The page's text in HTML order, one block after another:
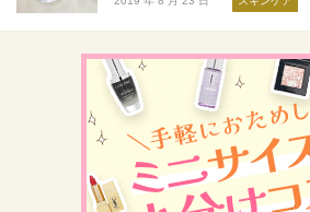
フレグランス
ボディ＆ヘア
ライフスタイル